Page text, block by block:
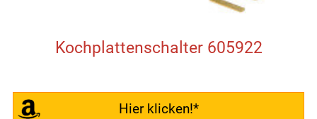
Kochplattenschalter 605922
Hier klicken!*